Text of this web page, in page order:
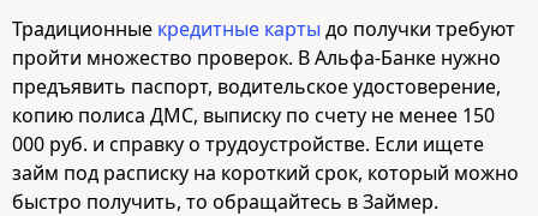
Традиционные кредитные карты до получки требуют
пройти множество проверок. В Альфа-Банке нужно
предъявить паспорт, водительское удостоверение,
копию полиса ДМС, выписку по счету не менее 150
000 руб. и справку о трудоустройстве. Если ищете
займ под расписку на короткий срок, который можно
быстро получить, то обращайтесь в Займер.